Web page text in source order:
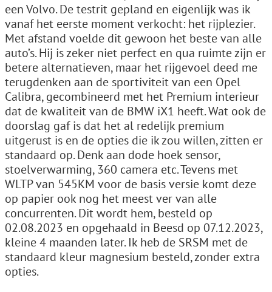
een Volvo. De testrit gepland en eigenlijk was ik
vanaf het eerste moment verkocht: het rijplezier.
Met afstand voelde dit gewoon het beste van alle
auto’s. Hij is zeker niet perfect en qua ruimte zijn er
betere alternatieven, maar het rijgevoel deed me
terugdenken aan de sportiviteit van een Opel
Calibra, gecombineerd met het Premium interieur
dat de kwaliteit van de BMW iX1 heeft. Wat ook de
doorslag gaf is dat het al redelijk premium
uitgerust is en de opties die ik zou willen, zitten er
standaard op. Denk aan dode hoek sensor,
stoelverwarming, 360 camera etc. Tevens met
WLTP van 545KM voor de basis versie komt deze
op papier ook nog het meest ver van alle
concurrenten. Dit wordt hem, besteld op
02.08.2023 en opgehaald in Beesd op 07.12.2023,
kleine 4 maanden later. Ik heb de SRSM met de
standaard kleur magnesium besteld, zonder extra
opties.